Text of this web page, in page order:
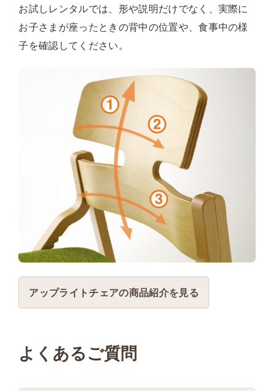
お試しレンタルでは、形や説明だけでなく、実際に
お子さまが座ったときの背中の位置や、食事中の様
子を確認してください。
アップライトチェアの商品紹介を見る
よくあるご質問